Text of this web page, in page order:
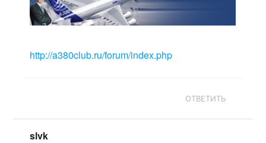
http://a380club.ru/forum/index.php
ОТВЕТИТЬ
slvk